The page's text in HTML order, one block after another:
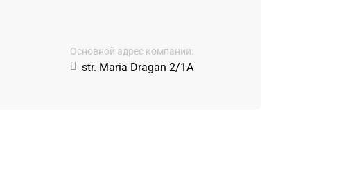
Основной адрес компании:
str. Maria Dragan 2/1A